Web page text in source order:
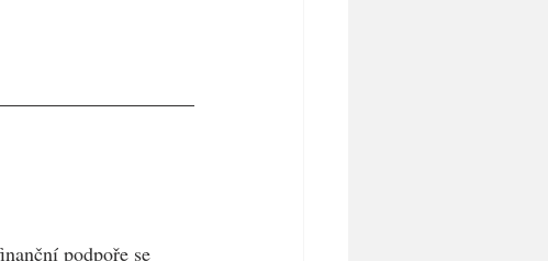
podpoře se